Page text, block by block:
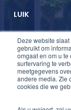
Deze website
gebruikt om
omgaat en om u
surfervaring te
meetgegevens
andere media. Zie
cookies die we
LUIK
T +32 2 747
F +32 2 747